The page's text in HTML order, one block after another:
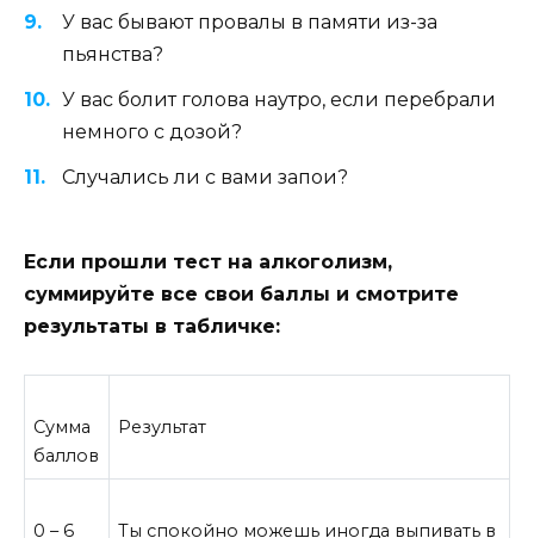
У вас бывают провалы в памяти из-за
пьянства?
У вас болит голова наутро, если перебрали
немного с дозой?
Случались ли с вами запои?
Если прошли тест на алкоголизм,
суммируйте все свои баллы и смотрите
результаты в табличке:
Сумма
баллов
Результат
0 – 6 Ты спокойно можешь иногда выпивать в